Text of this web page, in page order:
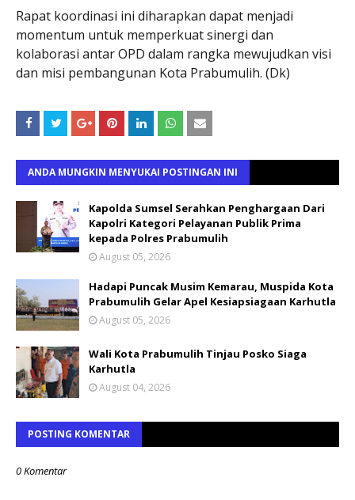
Rapat koordinasi ini diharapkan dapat menjadi
momentum untuk memperkuat sinergi dan
kolaborasi antar OPD dalam rangka mewujudkan visi
dan misi pembangunan Kota Prabumulih. (Dk)
ANDA MUNGKIN MENYUKAI POSTINGAN INI
Kapolda Sumsel Serahkan Penghargaan Dari
Kapolri Kategori Pelayanan Publik Prima
kepada Polres Prabumulih
August 05, 2026
Hadapi Puncak Musim Kemarau, Muspida Kota
Prabumulih Gelar Apel Kesiapsiagaan Karhutla
August 05, 2026
Wali Kota Prabumulih Tinjau Posko Siaga
Karhutla
August 04, 2026
POSTING KOMENTAR
0 Komentar